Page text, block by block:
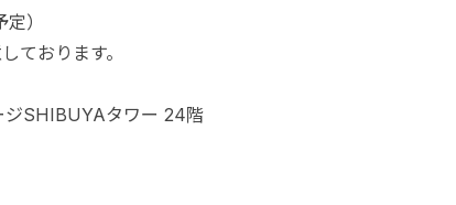
）
ております。
ジSHIBUYAタワー 24階